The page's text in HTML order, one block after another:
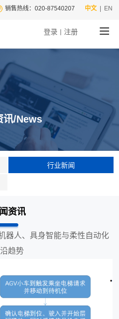
| EN
中文
销售热线：020-87540207
登录 注册
讯/News
行业新闻
资讯
器人、具身智能与柔性自动化
趋势